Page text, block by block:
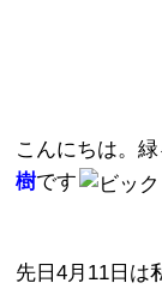
こんにちは。
樹です
先日4月11日は